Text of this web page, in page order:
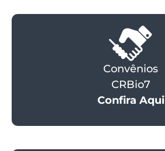
Convênios
CRBio7
Confira Aqui